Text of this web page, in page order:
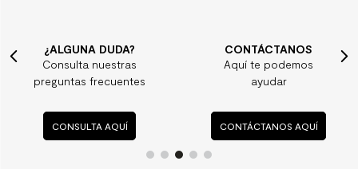
¿ALGUNA DUDA?
Consulta nuestras
preguntas frecuentes
CONSULTA AQUÍ
CONTÁCTANOS
Aquí te podemos
ayudar
CONTÁCTANOS AQUÍ